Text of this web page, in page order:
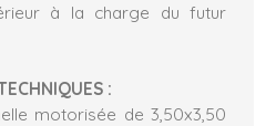
à la charge du futur
:
motorisée de 3,50x3,50